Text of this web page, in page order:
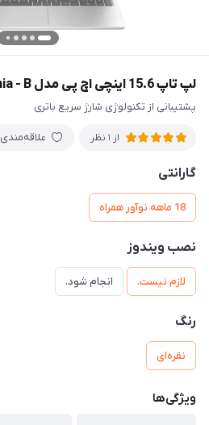
لپ تاپ 15.6 اینچی اچ پی مدل FD0355nia - B
پشتیبانی از تکنولوژی شارژ سریع باتری
از 1 نظر علاقه‌مندی
گارانتی
18 ماهه نوآور همراه
نصب ویندوز
لازم نیست. انجام شود.
رنگ
نقره‌ای
ویژگی‌ها